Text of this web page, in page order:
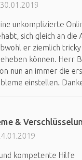
unkomplizierte
sich gleich an die
er ziemlich
können. Herr
nun an immer die
einstellen.
&
kompetente Hilfe